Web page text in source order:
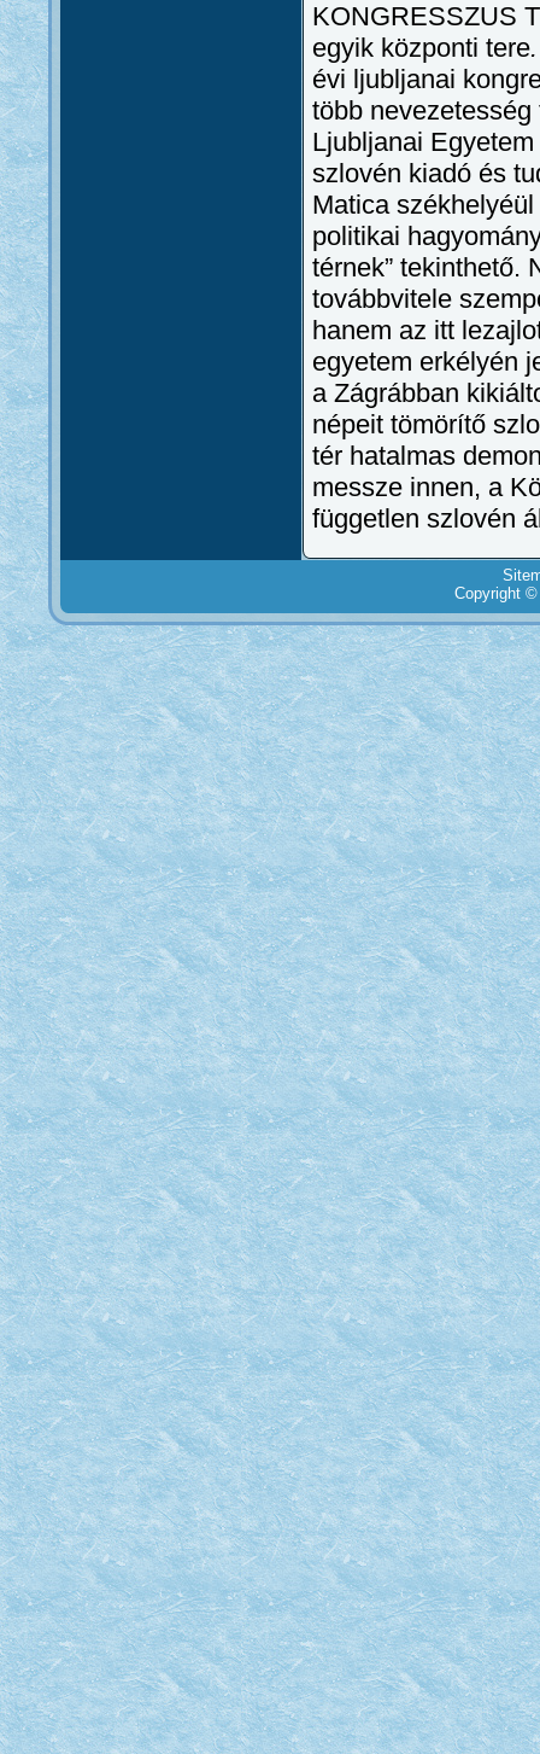
KONGRESSZUS
egyik központi tere.
évi ljubljanai
több
Ljubljanai
szlovén kiadó és
Matica
politikai
térnek” tekinthető.
továbbvitele
hanem az itt
egyetem erkélyén
a Zágrábban
népeit tömörítő
tér hatalmas
messze innen, a
független szlovén
Copyright ©